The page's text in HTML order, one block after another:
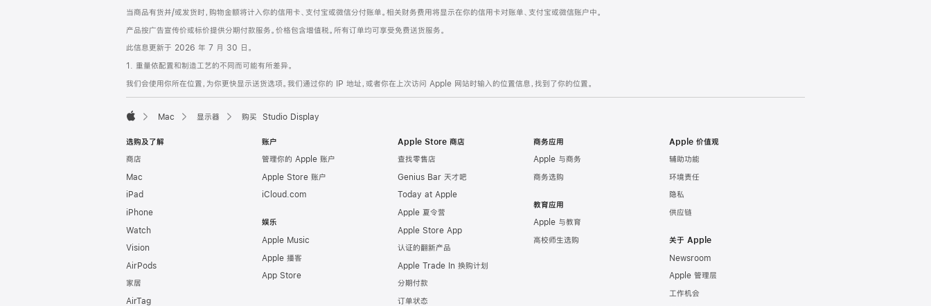
当商品有货并/或发货时，购物金额将计入你的信用卡、支付宝或微信分付账单。相关财务费用将显示在你的信用卡对账单、支付宝或微信账户中。
产品按广告宣传价或标价提供分期付款服务。价格包含增值税。所有订单均可享受免费送货服务。
此信息更新于 2026 年 7 月 30 日。
1. 重量依配置和制造工艺的不同而可能有所差异。
我们会使用你所在位置，为你更快显示送货选项。我们通过你的 IP 地址，或者你在上次访问 Apple 网站时输入的位置信息，找到了你的位置。
Mac 显示器 购买 Studio Display
选购及了解
商店
Mac
iPad
iPhone
Watch
Vision
AirPods
家居
AirTag
账户
管理你的 Apple 账户
Apple Store 账户
iCloud.com
娱乐
Apple Music
Apple 播客
App Store
Apple Store 商店
查找零售店
Genius Bar 天才吧
Today at Apple
Apple 夏令营
Apple Store App
认证的翻新产品
Apple Trade In 换购计划
分期付款
订单状态
商务应用
Apple 与商务
商务选购
教育应用
Apple 与教育
高校师生选购
Apple 价值观
辅助功能
环境责任
隐私
供应链
关于 Apple
Newsroom
Apple 管理层
工作机会